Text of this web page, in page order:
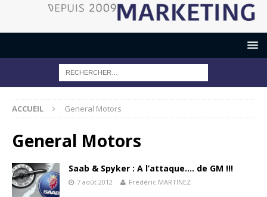
ACCUEIL General Motors
General Motors
Saab & Spyker : A l’attaque…. de GM !!!
7 août 2012 Frédéric MARTINEZ